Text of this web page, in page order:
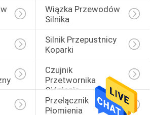
Wiązka Przewodów
Silnika
Silnik Przepustnicy
Koparki
Czujnik
Przetwornika
Ciśnienia
Przełącznik
Płomienia